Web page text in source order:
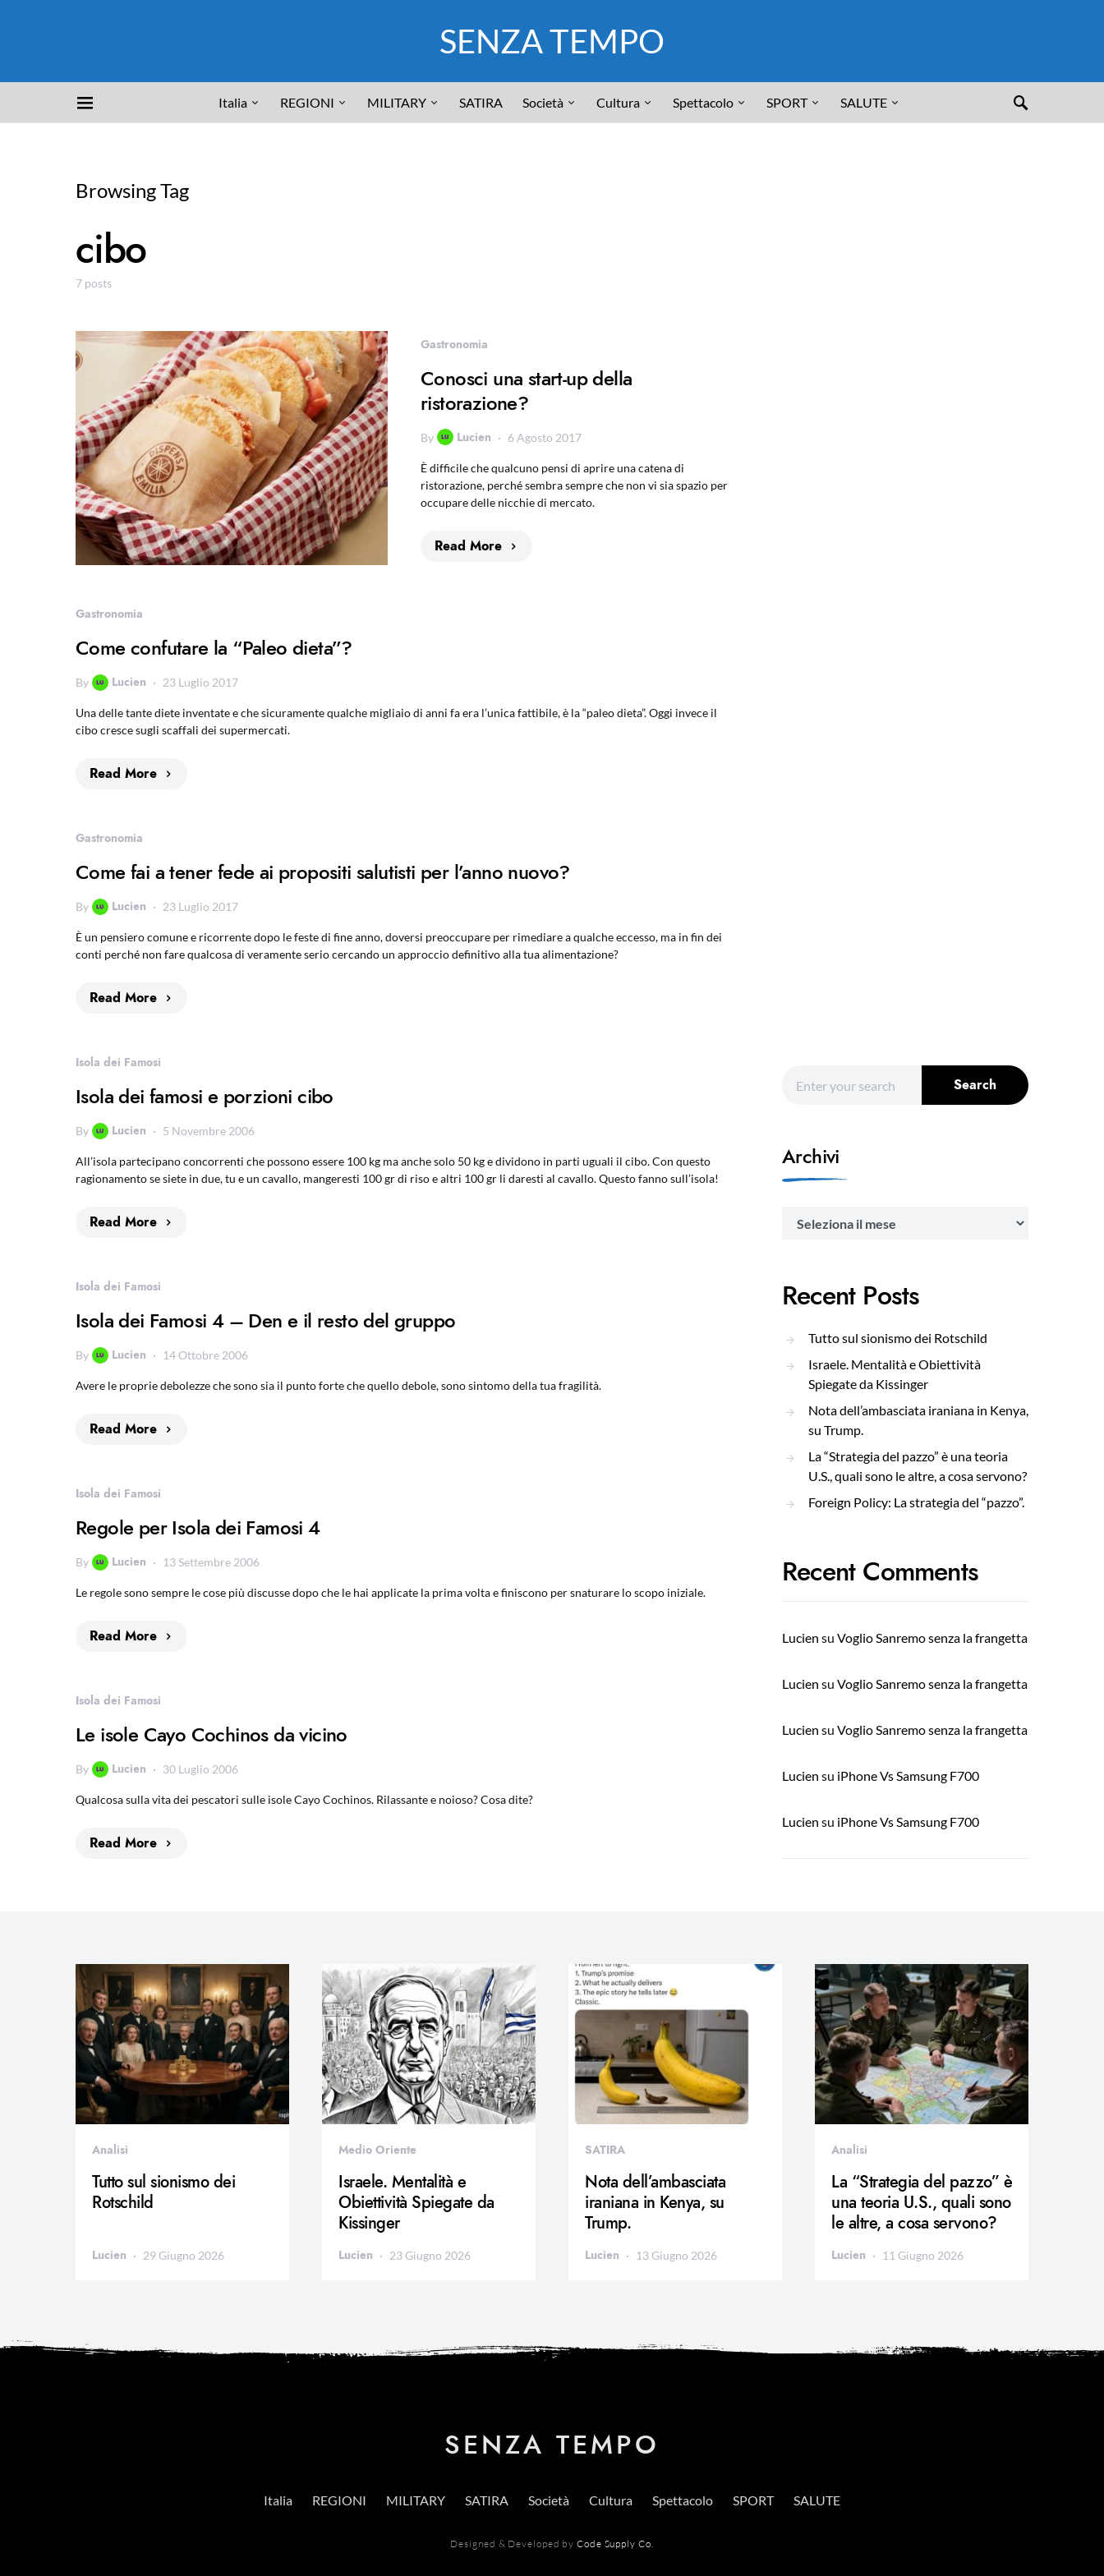
SENZA TEMPO
Italia REGIONI MILITARY SATIRA Società Cultura Spettacolo SPORT SALUTE
Browsing Tag
cibo
7 posts
Gastronomia
Conosci una start-up della
ristorazione?
By Lucien 6 Agosto 2017
È difficile che qualcuno pensi di aprire una catena di
ristorazione, perché sembra sempre che non vi sia spazio per
occupare delle nicchie di mercato.
Read More
Gastronomia
Come confutare la “Paleo dieta”?
By Lucien 23 Luglio 2017
Una delle tante diete inventate e che sicuramente qualche migliaio di anni fa era l’unica fattibile, è la “paleo dieta”. Oggi invece il
cibo cresce sugli scaffali dei supermercati.
Read More
Gastronomia
Come fai a tener fede ai propositi salutisti per l’anno nuovo?
By Lucien 23 Luglio 2017
È un pensiero comune e ricorrente dopo le feste di fine anno, doversi preoccupare per rimediare a qualche eccesso, ma in fin dei
conti perché non fare qualcosa di veramente serio cercando un approccio definitivo alla tua alimentazione?
Read More
Isola dei Famosi
Isola dei famosi e porzioni cibo
By Lucien 5 Novembre 2006
All’isola partecipano concorrenti che possono essere 100 kg ma anche solo 50 kg e dividono in parti uguali il cibo. Con questo
ragionamento se siete in due, tu e un cavallo, mangeresti 100 gr di riso e altri 100 gr li daresti al cavallo. Questo fanno sull’isola!
Read More
Isola dei Famosi
Isola dei Famosi 4 – Den e il resto del gruppo
By Lucien 14 Ottobre 2006
Avere le proprie debolezze che sono sia il punto forte che quello debole, sono sintomo della tua fragilità.
Read More
Isola dei Famosi
Regole per Isola dei Famosi 4
By Lucien 13 Settembre 2006
Le regole sono sempre le cose più discusse dopo che le hai applicate la prima volta e finiscono per snaturare lo scopo iniziale.
Read More
Isola dei Famosi
Le isole Cayo Cochinos da vicino
By Lucien 30 Luglio 2006
Qualcosa sulla vita dei pescatori sulle isole Cayo Cochinos. Rilassante e noioso? Cosa dite?
Read More
Search
Archivi
Recent Posts
Tutto sul sionismo dei Rotschild
Israele. Mentalità e Obiettività
Spiegate da Kissinger
Nota dell’ambasciata iraniana in Kenya,
su Trump.
La “Strategia del pazzo” è una teoria
U.S., quali sono le altre, a cosa servono?
Foreign Policy: La strategia del “pazzo”.
Recent Comments
Lucien su Voglio Sanremo senza la frangetta
Lucien su Voglio Sanremo senza la frangetta
Lucien su Voglio Sanremo senza la frangetta
Lucien su iPhone Vs Samsung F700
Lucien su iPhone Vs Samsung F700
Analisi
Tutto sul sionismo dei
Rotschild
Lucien 29 Giugno 2026
Medio Oriente
Israele. Mentalità e
Obiettività Spiegate da
Kissinger
Lucien 23 Giugno 2026
SATIRA
Nota dell’ambasciata
iraniana in Kenya, su
Trump.
Lucien 13 Giugno 2026
Analisi
La “Strategia del pazzo” è
una teoria U.S., quali sono
le altre, a cosa servono?
Lucien 11 Giugno 2026
SENZA TEMPO
Italia REGIONI MILITARY SATIRA Società Cultura Spettacolo SPORT SALUTE
Designed & Developed byCode Supply Co.